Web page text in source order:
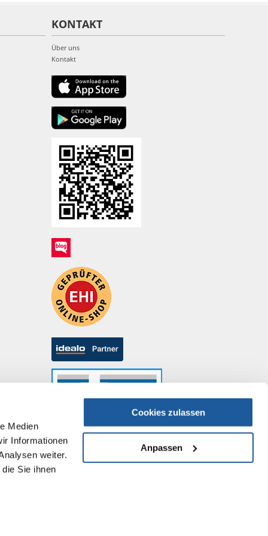
Medien
Informationen
weiter.
Sie ihnen
Cookies zulassen
Anpassen
KONTAKT
Über uns
Kontakt